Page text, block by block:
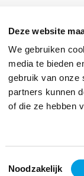
Deze website
We gebruiken
media te bieden
gebruik van onze
partners kunnen
of die ze hebben
Noodzakelijk